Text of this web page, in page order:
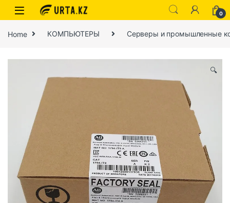
0
Home КОМПЬЮТЕРЫ Серверы и промышленные
🔍